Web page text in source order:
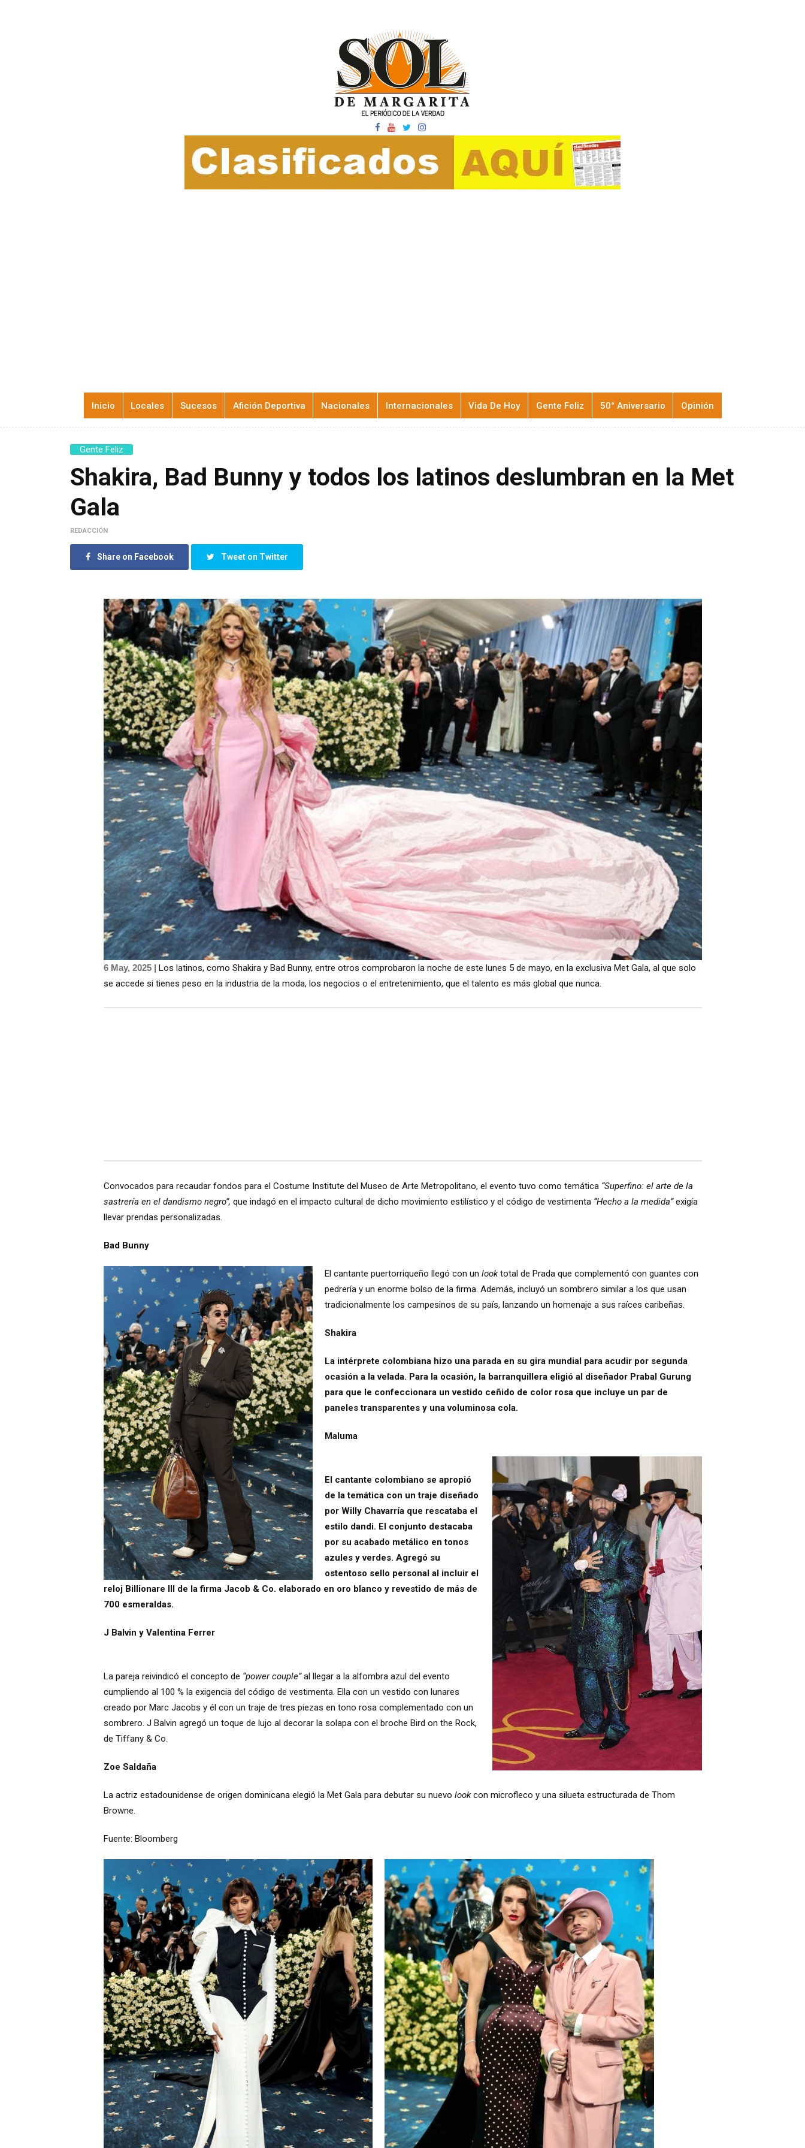
Inicio Locales Sucesos Afición Deportiva Nacionales Internacionales Vida De Hoy Gente Feliz 50° Aniversario Opinión
Gente Feliz
Shakira, Bad Bunny y todos los latinos deslumbran en la Met
Gala
REDACCIÓN
Share on Facebook Tweet on Twitter
6 May, 2025 | Los latinos, como Shakira y Bad Bunny, entre otros comprobaron la noche de este lunes 5 de mayo, en la exclusiva Met Gala, al que solo
se accede si tienes peso en la industria de la moda, los negocios o el entretenimiento, que el talento es más global que nunca.
Convocados para recaudar fondos para el Costume Institute del Museo de Arte Metropolitano, el evento tuvo como temática “Superfino: el arte de la
sastrería en el dandismo negro”, que indagó en el impacto cultural de dicho movimiento estilístico y el código de vestimenta “Hecho a la medida”exigía
llevar prendas personalizadas.
Bad Bunny
El cantante puertorriqueño llegó con unlooktotal de Prada que complementó con guantes con
pedrería y un enorme bolso de la firma. Además, incluyó un sombrero similar a los que usan
tradicionalmente los campesinos de su país, lanzando un homenaje a sus raíces caribeñas.
Shakira
La intérprete colombiana hizo una parada en su gira mundial para acudir por segunda
ocasión a la velada. Para la ocasión, la barranquillera eligió al diseñador Prabal Gurung
para que le confeccionara un vestido ceñido de color rosa que incluye un par de
paneles transparentes y una voluminosa cola.
Maluma
El cantante colombiano se apropió
de la temática con un traje diseñado
por Willy Chavarría que rescataba el
estilo dandi. El conjunto destacaba
por su acabado metálico en tonos
azules y verdes. Agregó su
ostentoso sello personal al incluir el
reloj Billionare III de la firma Jacob & Co. elaborado en oro blanco y revestido de más de
700 esmeraldas.
J Balvin y Valentina Ferrer
La pareja reivindicó el concepto de “power couple”al llegar a la alfombra azul del evento
cumpliendo al 100 % la exigencia del código de vestimenta. Ella con un vestido con lunares
creado por Marc Jacobs y él con un traje de tres piezas en tono rosa complementado con un
sombrero. J Balvin agregó un toque de lujo al decorar la solapa con el broche Bird on the Rock,
de Tiffany & Co.
Zoe Saldaña
La actriz estadounidense de origen dominicana elegió la Met Gala para debutar su nuevo lookcon microfleco y una silueta estructurada de Thom
Browne.
Fuente: Bloomberg